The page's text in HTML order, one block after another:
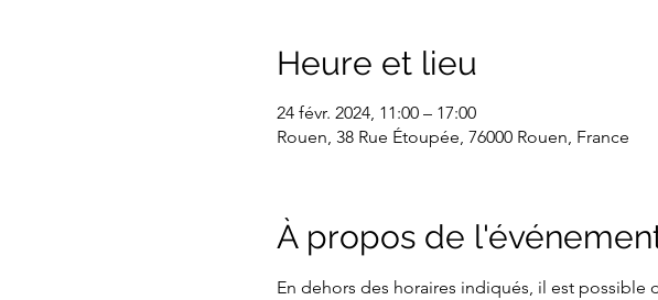
Heure et lieu
24 févr. 2024, 11:00 – 17:00
Rouen, 38 Rue Étoupée, 76000 Rouen, France
À propos de
En dehors des horaires indiqués, il est possible